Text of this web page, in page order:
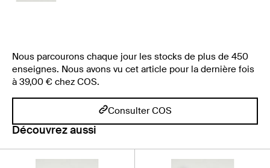
Nous parcourons chaque jour les stocks de plus de 450
enseignes. Nous avons vu cet article pour la dernière fois
à 39,00 € chez COS.
Consulter COS
Découvrez aussi